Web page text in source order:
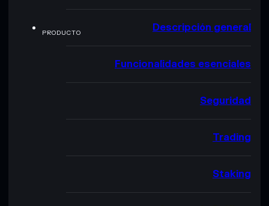
PRODUCTO Descripción general
Funcionalidades esenciales
Seguridad
Trading
Staking